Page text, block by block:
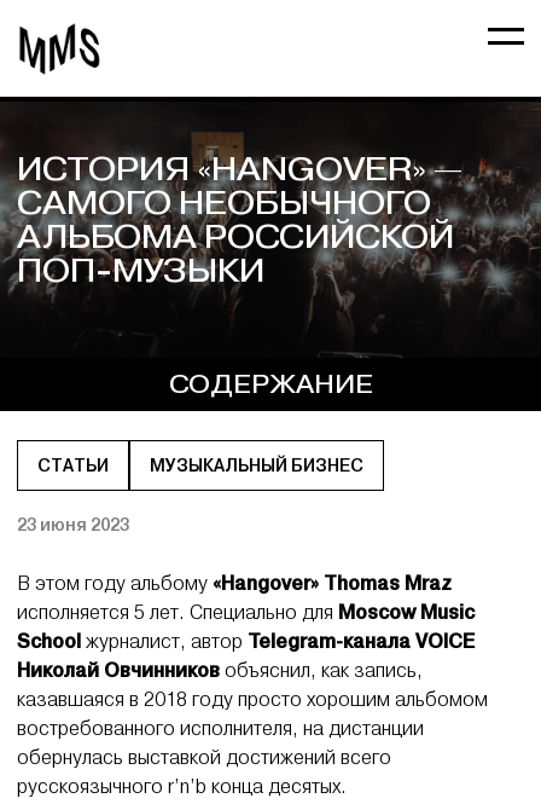
ИСТОРИЯ «HANGOVER» —
САМОГО НЕОБЫЧНОГО
АЛЬБОМА РОССИЙСКОЙ
ПОП-МУЗЫКИ
СОДЕРЖАНИЕ
СТАТЬИ МУЗЫКАЛЬНЫЙ БИЗНЕС
23 июня 2023
В этом году альбому «Hangover» Thomas Mraz
исполняется 5 лет. Специально для Moscow Music
School журналист, автор Telegram-канала VOICE
Николай Овчинников объяснил, как запись,
казавшаяся в 2018 году просто хорошим альбомом
востребованного исполнителя, на дистанции
обернулась выставкой достижений всего
русскоязычного r’n’b конца десятых.